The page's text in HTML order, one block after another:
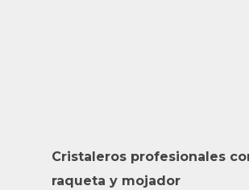
Cristaleros profesionales
raqueta y mojador